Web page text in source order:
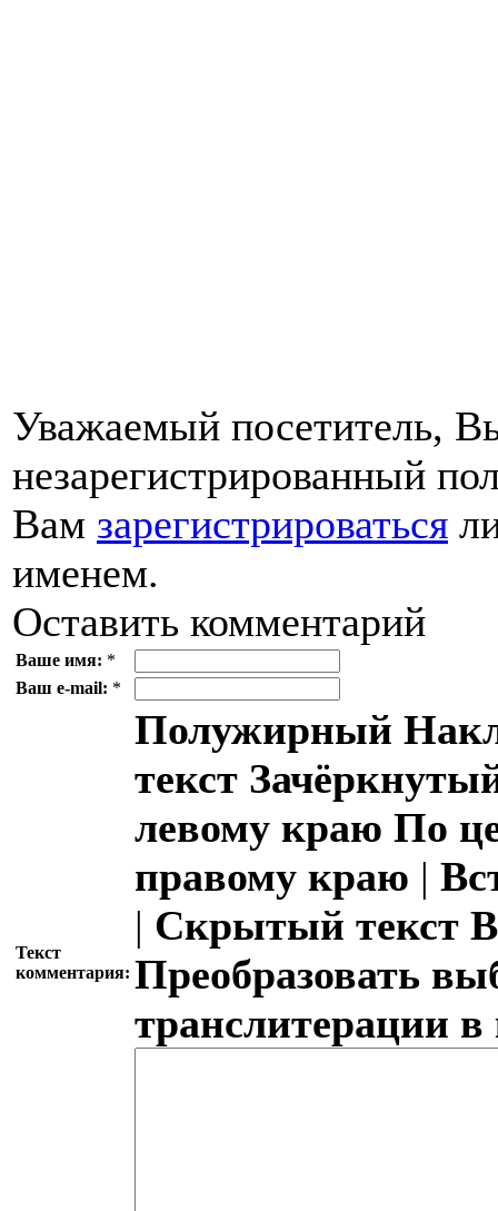
Уважаемый посетитель,
незарегистрированный
Вам зарегистрироваться
именем.
Оставить комментарий
Ваше имя: *
Ваш e-mail: *
Текст
комментария:
Полужирный
текст
левому краю По
правому краю |
| Скрытый текст
Преобразовать
транслитерации